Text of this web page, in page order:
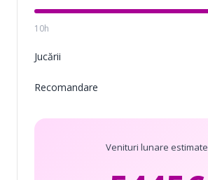
10h
Jucării
Recomandare
Venituri lunare estimate